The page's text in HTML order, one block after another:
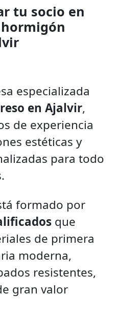
tu socio en
especializada
en Ajalvir,
de experiencia
estéticas y
para todo
formado por
que
de primera
moderna,
resistentes,
gran valor